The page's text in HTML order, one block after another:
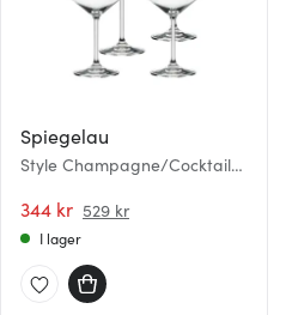
Spiegelau
Style Champagne/Cocktail
344 kr 529 kr
I lager